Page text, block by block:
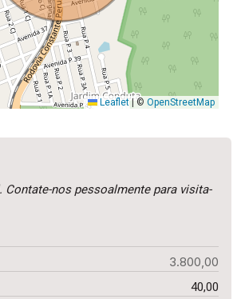
Leaflet © OpenStreetMap
Contate-nos pessoalmente para visita-
3.800,00
40,00